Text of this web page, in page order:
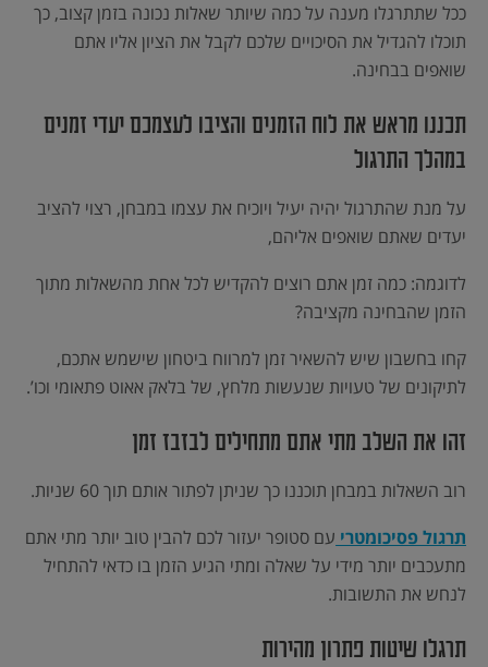
ככל שתתרגלו מענה על כמה שיותר שאלות נכונה בזמן קצוב, כך
תוכלו להגדיל את הסיכויים שלכם לקבל את הציון אליו אתם
שואפים בבחינה.
תכננו מראש את לוח הזמנים והציבו לעצמכם יעדי זמנים
במהלך התרגול
על מנת שהתרגול יהיה יעיל ויוכיח את עצמו במבחן, רצוי להציב
יעדים שאתם שואפים אליהם,
לדוגמה: כמה זמן אתם רוצים להקדיש לכל אחת מהשאלות מתוך
הזמן שהבחינה מקציבה?
קחו בחשבון שיש להשאיר זמן למרווח ביטחון שישמש אתכם,
לתיקונים של טעויות שנעשות מלחץ, של בלאק אאוט פתאומי וכו’.
זהו את השלב מתי אתם מתחילים לבזבז זמן
רוב השאלות במבחן תוכננו כך שניתן לפתור אותם תוך 60 שניות.
תרגול פסיכומטרי עם סטופר יעזור לכם להבין טוב יותר מתי אתם
מתעכבים יותר מידי על שאלה ומתי הגיע הזמן בו כדאי להתחיל
לנחש את התשובות.
תרגלו שיטות פתרון מהירות